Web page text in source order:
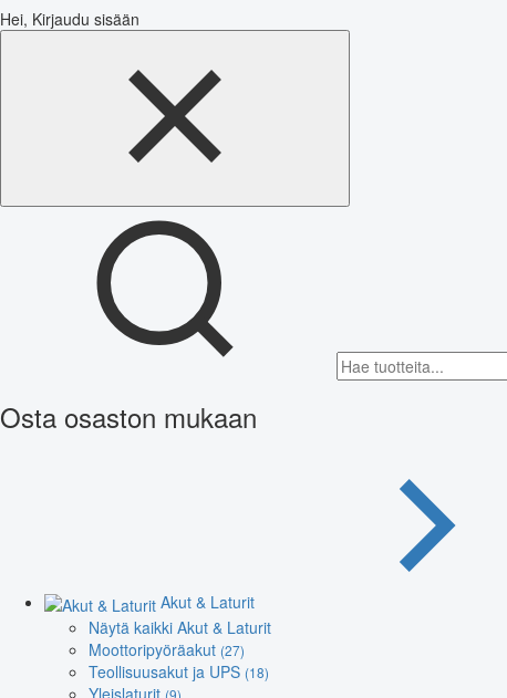
Hei, Kirjaudu sisään
Osta osaston mukaan
Akut & Laturit
Näytä kaikki Akut & Laturit
Moottoripyöräakut (27)
Teollisuusakut ja UPS (18)
Yleislaturit (9)